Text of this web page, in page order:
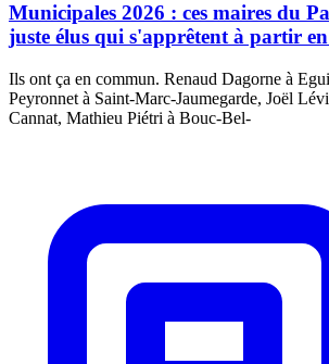
Municipales 2026 : ces maires du
juste élus qui s'apprêtent à partir
Ils ont ça en commun. Renaud Dagorne à
Peyronnet à Saint-Marc-Jaumegarde, Joël
Cannat, Mathieu Piétri à Bouc-Bel-